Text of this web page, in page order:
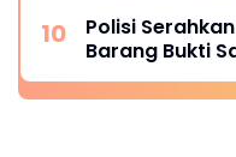
Polisi
Barang Bukti